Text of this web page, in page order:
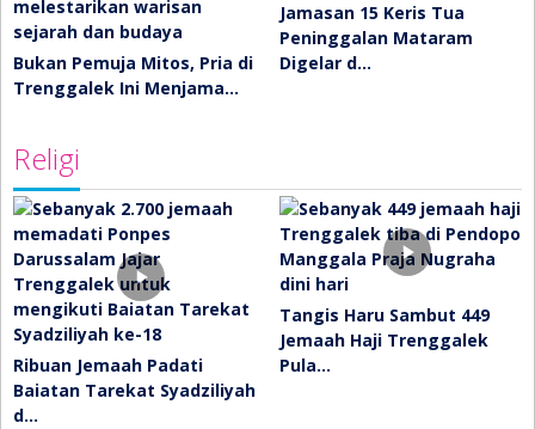
Bukan Pemuja Mitos, Pria di
Trenggalek Ini Menjama…
Jamasan 15 Keris Tua
Peninggalan Mataram
Digelar d…
Religi
Ribuan Jemaah Padati
Baiatan Tarekat Syadziliyah
d…
Tangis Haru Sambut 449
Jemaah Haji Trenggalek
Pula…